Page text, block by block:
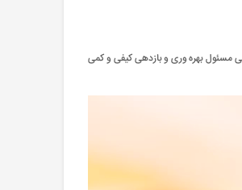
مسئول بهره وری و بازدهی کیفی و کمی